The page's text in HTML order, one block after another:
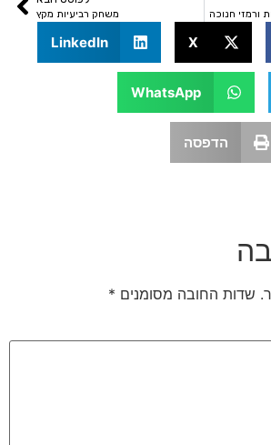
משחק רביעיות מקץ
LinkedIn
WhatsApp
הדפסה
מסומנים*